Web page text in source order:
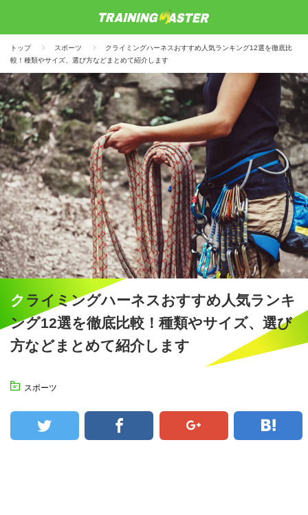
トップ スポーツ
クライミングハーネスおすすめ人気ランキング12選を徹底比
較！種類やサイズ、選び方などまとめて紹介します
クライミングハーネスおすすめ人気ランキ
ング12選を徹底比較！種類やサイズ、選び
方などまとめて紹介します
スポーツ